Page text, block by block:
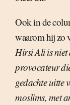
Ook in de
waarom hij zo
Hirsi Ali is niet
provocateur
gedachte uitte
moslims, met